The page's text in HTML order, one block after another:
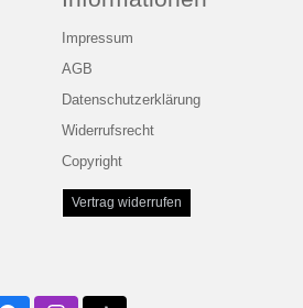
Impressum
AGB
Datenschutzerklärung
Widerrufsrecht
Copyright
Vertrag widerrufen